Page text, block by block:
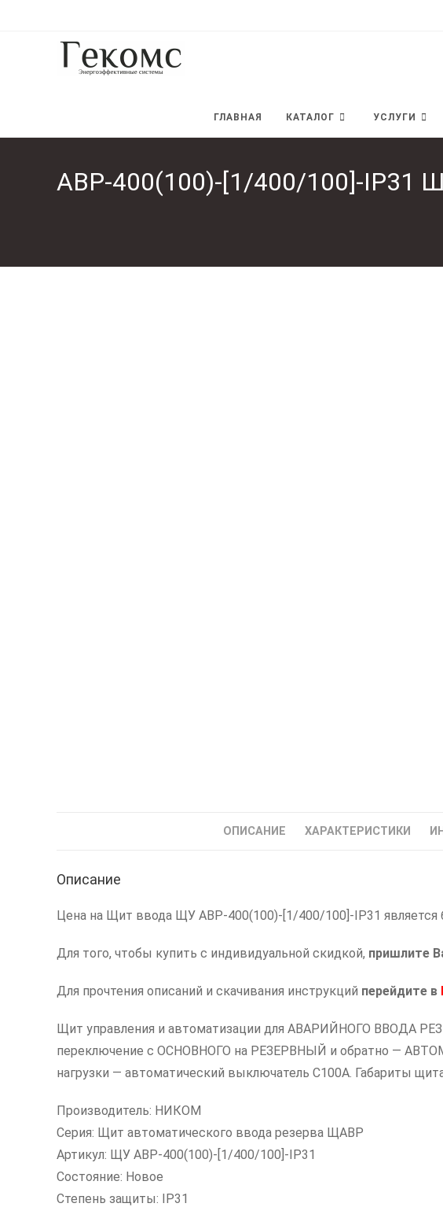
содержимому
ГЛАВНАЯ КАТАЛОГ УСЛУГИ
АВР-400(100)-[1/400/100]-
ОПИСАНИЕ ХАРАКТЕРИСТИКИ
Описание
Цена на Щит ввода ЩУ АВР-400(100)-[1/400/100]-IP31 является
Для того, чтобы купить с индивидуальной скидкой, пришлите
Для прочтения описаний и скачивания инструкций перейдите в
Щит управления и автоматизации для АВАРИЙНОГО ВВОДА
переключение с ОСНОВНОГО на РЕЗЕРВНЫЙ и обратно —
нагрузки — автоматический выключатель С100А. Габариты
Производитель: НИКОМ
Серия: Щит автоматического ввода резерва ЩАВР
Артикул: ЩУ АВР-400(100)-[1/400/100]-IP31
Состояние: Новое
Степень защиты: IP31